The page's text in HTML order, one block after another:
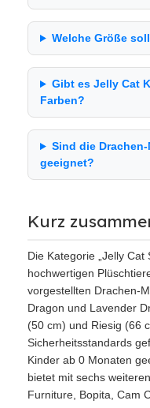
Welche Größe
Gibt es Jelly Cat
Farben?
Sind die
geeignet?
Kurz
Die Kategorie „Jelly Cat
hochwertigen
vorgestellten Drachen-
Dragon und Lavender
(50 cm) und Riesig (66
Sicherheitsstandards
Kinder ab 0 Monaten
bietet mit sechs
Furniture, Bopita, Cam